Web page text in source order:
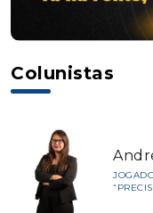
Colunistas